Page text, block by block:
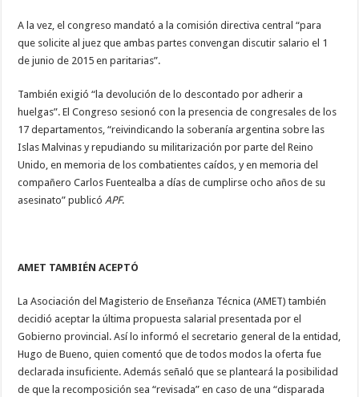
A la vez, el congreso mandató a la comisión directiva central “para
que solicite al juez que ambas partes convengan discutir salario el 1
de junio de 2015 en paritarias”.
También exigió “la devolución de lo descontado por adherir a
huelgas”. El Congreso sesionó con la presencia de congresales de los
17 departamentos, “reivindicando la soberanía argentina sobre las
Islas Malvinas y repudiando su militarización por parte del Reino
Unido, en memoria de los combatientes caídos, y en memoria del
compañero Carlos Fuentealba a días de cumplirse ocho años de su
asesinato” publicóAPF.
AMET TAMBIÉN ACEPTÓ
La Asociación del Magisterio de Enseñanza Técnica (AMET) también
decidió aceptar la última propuesta salarial presentada por el
Gobierno provincial. Así lo informó el secretario general de la entidad,
Hugo de Bueno, quien comentó que de todos modos la oferta fue
declarada insuficiente. Además señaló que se planteará la posibilidad
de que la recomposición sea “revisada” en caso de una “disparada